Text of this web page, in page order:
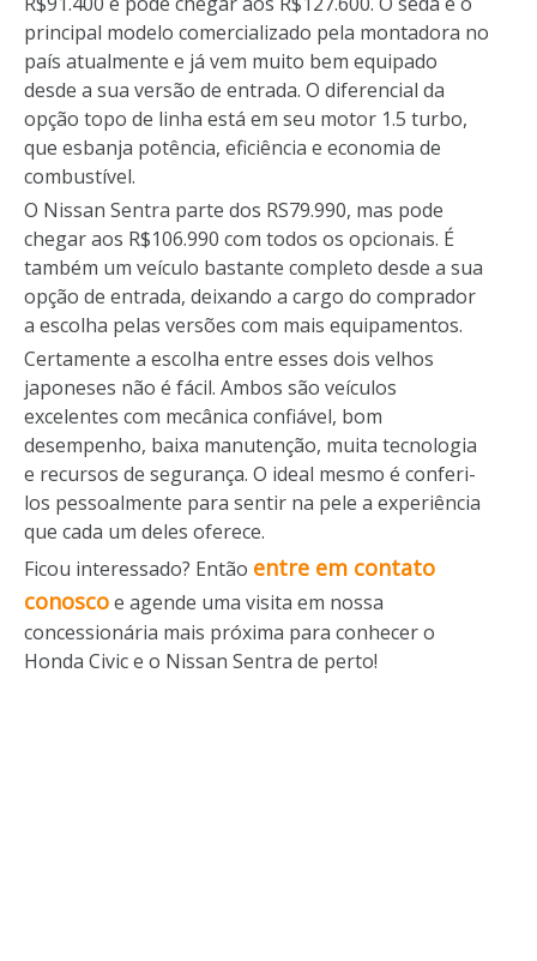
principal modelo comercializado pela montadora no
país atualmente e já vem muito bem equipado
desde a sua versão de entrada. O diferencial da
opção topo de linha está em seu motor 1.5 turbo,
que esbanja potência, eficiência e economia de
combustível.
O Nissan Sentra parte dos RS79.990, mas pode
chegar aos R$106.990 com todos os opcionais. É
também um veículo bastante completo desde a sua
opção de entrada, deixando a cargo do comprador
a escolha pelas versões com mais equipamentos.
Certamente a escolha entre esses dois velhos
japoneses não é fácil. Ambos são veículos
excelentes com mecânica confiável, bom
desempenho, baixa manutenção, muita tecnologia
e recursos de segurança. O ideal mesmo é conferi-
los pessoalmente para sentir na pele a experiência
que cada um deles oferece.
Ficou interessado? Então entre em contato
conoscoe agende uma visita em nossa
concessionária mais próxima para conhecer o
Honda Civic e o Nissan Sentra de perto!